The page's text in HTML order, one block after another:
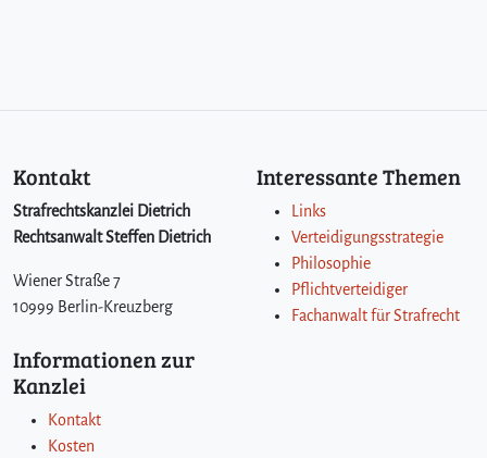
Kontakt
Strafrechtskanzlei Dietrich
Rechtsanwalt Steffen Dietrich
Wiener Straße 7
10999 Berlin-Kreuzberg
Interessante Themen
Links
Verteidigungsstrategie
Philosophie
Pflichtverteidiger
Fachanwalt für Strafrecht
Informationen zur
Kanzlei
Kontakt
Kosten